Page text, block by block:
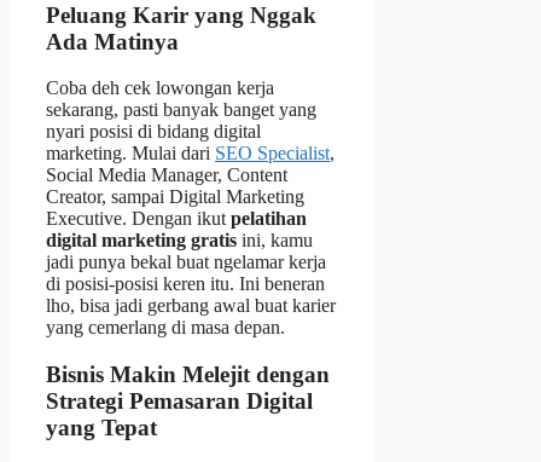
Peluang Karir yang Nggak
Ada Matinya
Coba deh cek lowongan kerja
sekarang, pasti banyak banget yang
nyari posisi di bidang digital
marketing. Mulai dari SEO Specialist,
Social Media Manager, Content
Creator, sampai Digital Marketing
Executive. Dengan ikut pelatihan
digital marketing gratis ini, kamu
jadi punya bekal buat ngelamar kerja
di posisi-posisi keren itu. Ini beneran
lho, bisa jadi gerbang awal buat karier
yang cemerlang di masa depan.
Bisnis Makin Melejit dengan
Strategi Pemasaran Digital
yang Tepat